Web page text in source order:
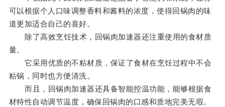
可以根据个人口味调整香料和酱料的浓度，使得回锅肉的味
道更加适合自己的喜好。
除了高效烹饪技术，回锅肉加速器还注重使用的食材质
量。
它采用优质的不粘材质，保证了食材在烹饪过程中不会
粘锅，同时也方便清洗。
而且，回锅肉加速器还具备智能控温功能，能够根据食
材特性自动调节温度，确保回锅肉的口感和质地完美无瑕。